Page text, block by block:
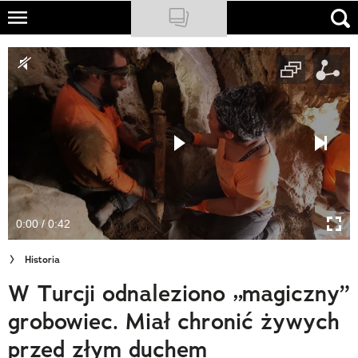
Skip
main
content
NATIONAL GEOGRAPHIC
TRAVELER
PODCASTY
Newsletter
Cuda Polski
Wielki Konkurs Fotograficzny
Trendbook Podróżniczy
Polecane
0:00 / 0:42
Historia
W Turcji odnaleziono „magiczny”
grobowiec. Miał chronić żywych
przed złym duchem